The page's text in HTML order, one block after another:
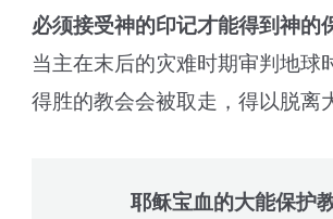
必须接受神的印记才能得到神的
当主在末后的灾难时期审判地球
得胜的教会会被取走，得以脱离
耶稣宝血的大能保护